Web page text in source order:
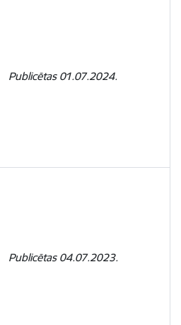
Publicētas 01.07.2024.
Publicētas 04.07.2023.